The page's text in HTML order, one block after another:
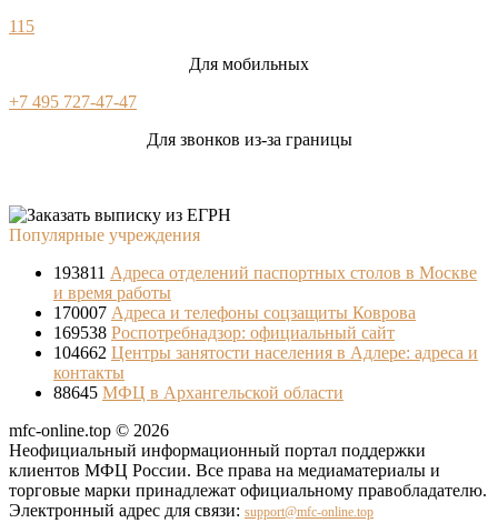
115
Для мобильных
+7 495 727-47-47
Для звонков из-за границы
Популярные учреждения
193811 Адреса отделений паспортных столов в Москве
и время работы
170007 Адреса и телефоны соцзащиты Коврова
169538 Роспотребнадзор: официальный сайт
104662 Центры занятости населения в Адлере: адреса и
контакты
88645 МФЦ в Архангельской области
mfc-online.top © 2026
Неофициальный информационный портал поддержки
клиентов МФЦ России. Все права на медиаматериалы и
торговые марки принадлежат официальному правобладателю.
Электронный адрес для связи: support@mfc-online.top